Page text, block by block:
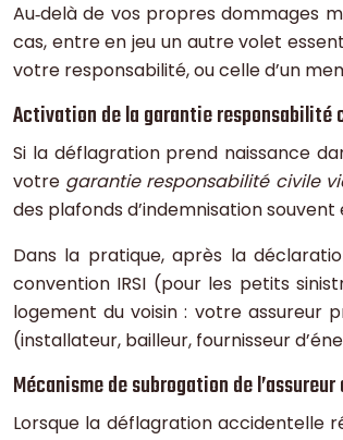
Au‑delà de vos propres dommages
cas, entre en jeu un autre volet
votre responsabilité, ou celle d’un
Activation de la garantie responsabilité
Si la déflagration prend naissance
votre garantie responsabilité civile
des plafonds d’indemnisation
Dans la pratique, après la
convention IRSI (pour les petits
logement du voisin : votre assureur
(installateur, bailleur, fournisseur
Mécanisme de subrogation de
Lorsque la déflagration accidentelle